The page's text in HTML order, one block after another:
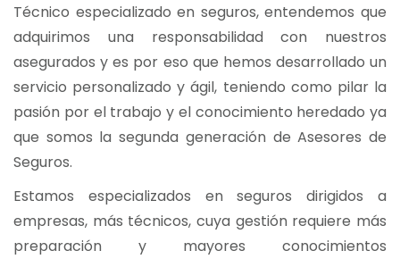
Técnico especializado en seguros, entendemos que
adquirimos una responsabilidad con nuestros
asegurados y es por eso que hemos desarrollado un
servicio personalizado y ágil, teniendo como pilar la
pasión por el trabajo y el conocimiento heredado ya
que somos la segunda generación de Asesores de
Seguros.
Estamos especializados en seguros dirigidos a
empresas, más técnicos, cuya gestión requiere más
preparación y mayores conocimientos